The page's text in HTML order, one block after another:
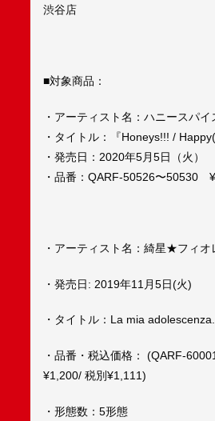
渋谷店
■対象商品：
・アーティスト名：ハニースパイ
・タイトル：『Honeys!!! /
・発売日：2020年5月5日（火）
・品番：QARF-50526〜50530
・アーティスト名：綺星★フィオ
・発売日: 2019年11月5日(火)
・タイトル：La mia adolescenza.
・品番・税込価格： (QARF-
¥1,200/ 税別¥1,111)
・形態数：5形態